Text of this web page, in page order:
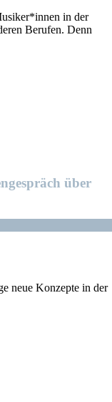
in der
Berufen. Denn
über
neue Konzepte in der